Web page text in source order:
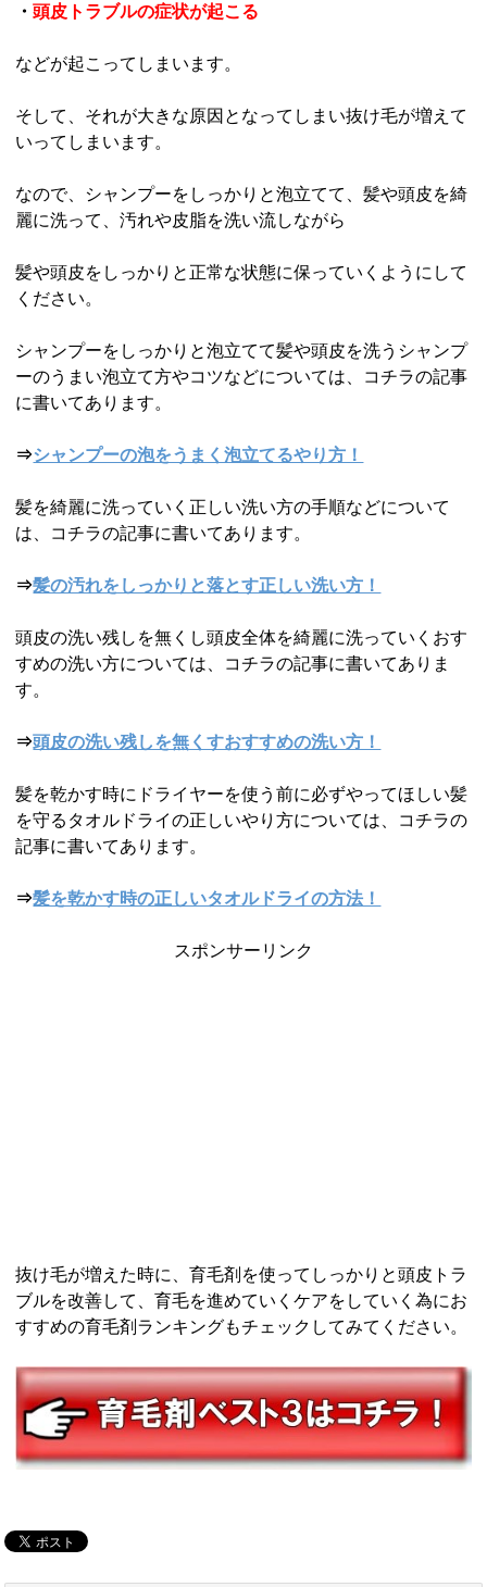
・頭皮トラブルの症状が起こる
などが起こってしまいます。
そして、それが大きな原因となってしまい抜け毛が増えて
いってしまいます。
なので、シャンプーをしっかりと泡立てて、髪や頭皮を綺
麗に洗って、汚れや皮脂を洗い流しながら
髪や頭皮をしっかりと正常な状態に保っていくようにして
ください。
シャンプーをしっかりと泡立てて髪や頭皮を洗うシャンプ
ーのうまい泡立て方やコツなどについては、コチラの記事
に書いてあります。
⇒シャンプーの泡をうまく泡立てるやり方！
髪を綺麗に洗っていく正しい洗い方の手順などについて
は、コチラの記事に書いてあります。
⇒髪の汚れをしっかりと落とす正しい洗い方！
頭皮の洗い残しを無くし頭皮全体を綺麗に洗っていくおす
すめの洗い方については、コチラの記事に書いてありま
す。
⇒頭皮の洗い残しを無くすおすすめの洗い方！
髪を乾かす時にドライヤーを使う前に必ずやってほしい髪
を守るタオルドライの正しいやり方については、コチラの
記事に書いてあります。
⇒髪を乾かす時の正しいタオルドライの方法！
スポンサーリンク
抜け毛が増えた時に、育毛剤を使ってしっかりと頭皮トラ
ブルを改善して、育毛を進めていくケアをしていく為にお
すすめの育毛剤ランキングもチェックしてみてください。